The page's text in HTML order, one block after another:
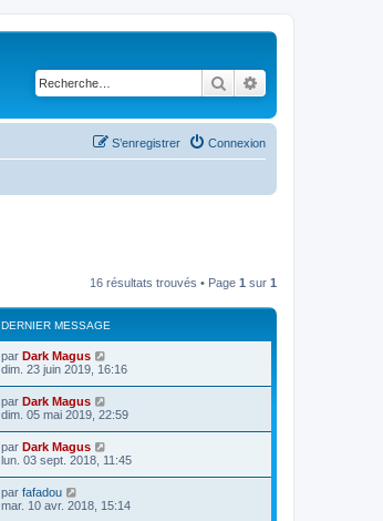
Rechercher
Connexion
S’enregistrer
16 résultats trouvés • Page 1 sur 1
DERNIER MESSAGE
par Dark Magus
dim. 23 juin 2019, 16:16
par Dark Magus
dim. 05 mai 2019, 22:59
par Dark Magus
lun. 03 sept. 2018, 11:45
par fafadou
mar. 10 avr. 2018, 15:14